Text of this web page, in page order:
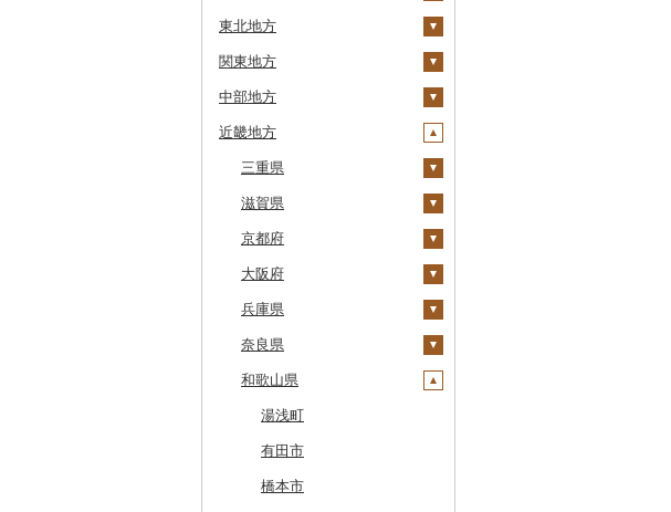
安平町
八雲町
鹿部町
江差町
白老町
せたな町
旭川市
森町
稚内市
標津町
清里町
北斗市
留萌市
白糠町
東北地方
青森県
十和田市
大鰐町
南部町
五戸町
藤崎町
六ヶ所村
東北町
三戸町
東通村
黒石市
おいらせ町
鶴田町
岩手県
宮古市
軽米町
岩手町
矢巾町
釜石市
野田村
普代村
一戸町
陸前高田市
紫波町
滝沢市
宮城県
柴田町
色麻町
丸森町
大衡村
加美町
利府町
白石市
登米市
山元町
名取市
秋田県
大潟村
横手市
能代市
小坂町
仙北市
井川町
潟上市
三種町
藤里町
山形県
村山市
尾花沢市
上山市
河北町
酒田市
新庄市
長井市
小国町
福島県
天栄村
広野町
鏡石町
須賀川市
小野町
棚倉町
古殿町
関東地方
茨城県
土浦市
取手市
つくば市
稲敷市
潮来市
五霞町
北茨城市
境町
かすみがうら市
牛久市
常陸太田市
栃木県
那須塩原市
市貝町
塩谷町
上三川町
佐野市
真岡市
高根沢町
大田原市
栃木市
日光市
群馬県
榛東村
下仁田町
玉村町
安中市
川場村
昭和村
甘楽町
明和町
沼田市
埼玉県
春日部市
蕨市
戸田市
毛呂山町
久喜市
ふじみ野市
川島町
上里町
千葉県
勝浦市
袖ケ浦市
我孫子市
長柄町
芝山町
八千代市
横芝光町
東京都
八王子市
日野市
昭島市
武蔵村山市
葛飾区
小金井市
神奈川県
南足柄市
松田町
大井町
中井町
愛川町
中部地方
新潟県
十日町市
弥彦村
阿賀町
出雲崎町
魚沼市
佐渡市
燕市
南魚沼市
関川村
新発田市
富山県
射水市
氷見市
朝日町
高岡市
魚津市
砺波市
入善町
黒部市
立山町
石川県
羽咋市
七尾市
白山市
穴水町
輪島市
中能登町
石川県（県庁）
野々市市
福井県
美浜町
小浜市
越前町
若狭町
鯖江市
高浜町
勝山市
山梨県
富士吉田市
甲斐市
山梨市
富士川町
大月市
富士河口湖町
長野県
高森町
御代田町
飯田市
青木村
南箕輪村
岐阜県
養老町
八百津町
池田町
関市
静岡県
下田市
静岡市
吉田町
愛知県
清須市
田原市
近畿地方
三重県
鈴鹿市
伊賀市
木曽岬町
多気町
松阪市
桑名市
志摩市
明和町
鳥羽市
滋賀県
長浜市
高島市
草津市
近江八幡市
竜王町
甲賀市
湖南市
大津市
京都府
宮津市
伊根町
与謝野町
福知山市
亀岡市
城陽市
久御山町
大阪府
茨木市
豊能町
枚方市
河内長野市
泉佐野市
交野市
兵庫県
上郡町
神河町
小野市
太子町
西宮市
奈良県
曽爾村
河合町
宇陀市
田原本町
和歌山県
湯浅町
有田市
橋本市